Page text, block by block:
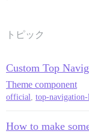
トピック
Custom Top
Theme component
official top-
How to make